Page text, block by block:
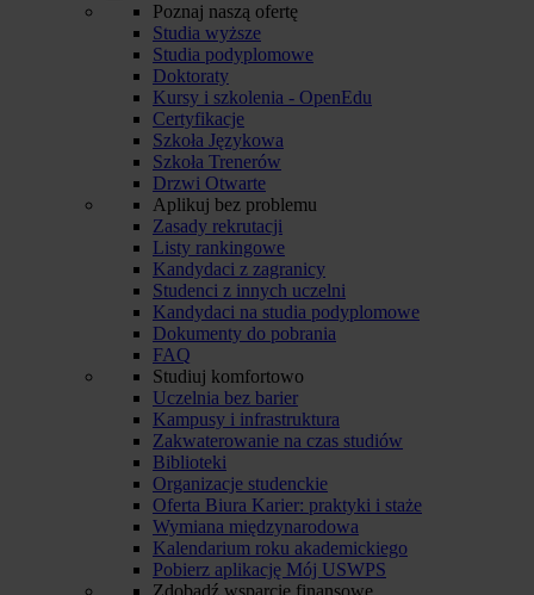
Poznaj naszą ofertę
Studia wyższe
Studia podyplomowe
Doktoraty
Kursy i szkolenia - OpenEdu
Certyfikacje
Szkoła Językowa
Szkoła Trenerów
Drzwi Otwarte
Aplikuj bez problemu
Zasady rekrutacji
Listy rankingowe
Kandydaci z zagranicy
Studenci z innych uczelni
Kandydaci na studia podyplomowe
Dokumenty do pobrania
FAQ
Studiuj komfortowo
Uczelnia bez barier
Kampusy i infrastruktura
Zakwaterowanie na czas studiów
Biblioteki
Organizacje studenckie
Oferta Biura Karier: praktyki i staże
Wymiana międzynarodowa
Kalendarium roku akademickiego
Pobierz aplikację Mój USWPS